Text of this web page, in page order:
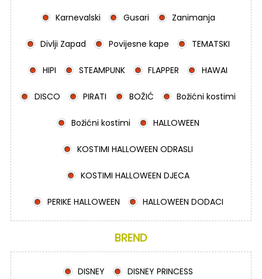
Karnevalski Gusari Zanimanja
Divlji Zapad Povijesne kape TEMATSKI
HIPI STEAMPUNK FLAPPER HAWAI
DISCO PIRATI BOŽIĆ Božićni kostimi
Božićni kostimi HALLOWEEN
KOSTIMI HALLOWEEN ODRASLI
KOSTIMI HALLOWEEN DJECA
PERIKE HALLOWEEN HALLOWEEN DODACI
BREND
DISNEY DISNEY PRINCESS